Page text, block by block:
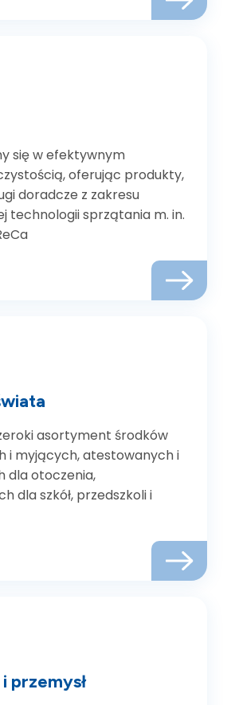
się w efektywnym
oferując produkty,
doradcze z zakresu
technologii sprzątania m. in.
asortyment środków
i myjących, atestowanych i
dla otoczenia,
dla szkół, przedszkoli i
przemysł